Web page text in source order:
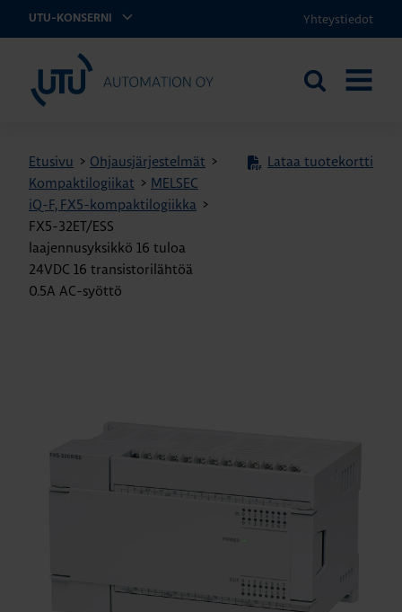
UTU-KONSERNI Yhteystiedot
UTU Automation
Etsi
Etusivu > Ohjausjärjestelmät >
Kompaktilogiikat > MELSEC
iQ-F, FX5-kompaktilogiikka >
FX5-32ET/ESS
laajennusyksikkö 16 tuloa
24VDC 16 transistorilähtöä
0.5A AC-syöttö
Lataa tuotekortti